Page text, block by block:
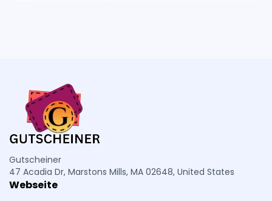
Gutscheiner
47 Acadia Dr, Marstons Mills, MA 02648, United States
Webseite